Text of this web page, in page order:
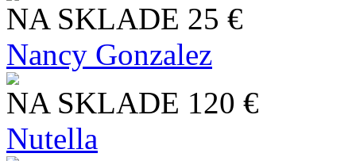
NA SKLADE 25 €
Nancy Gonzalez
NA SKLADE 120 €
Nutella